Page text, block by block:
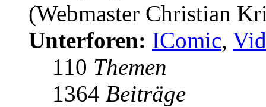
(Webmaster Christian
Unterforen: IComic,
110 Themen
1364 Beiträge